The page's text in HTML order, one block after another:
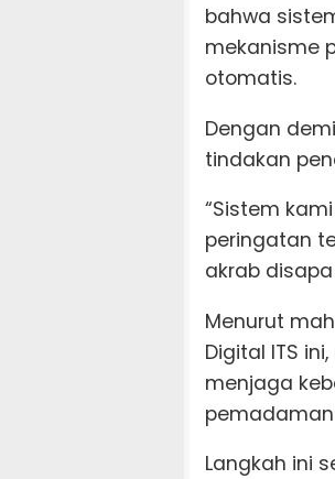
bahwa
mekanisme
otomatis.
Dengan
tindakan
“Sistem
peringatan
akrab
Menurut
Digital ITS
menjaga
Langkah ini